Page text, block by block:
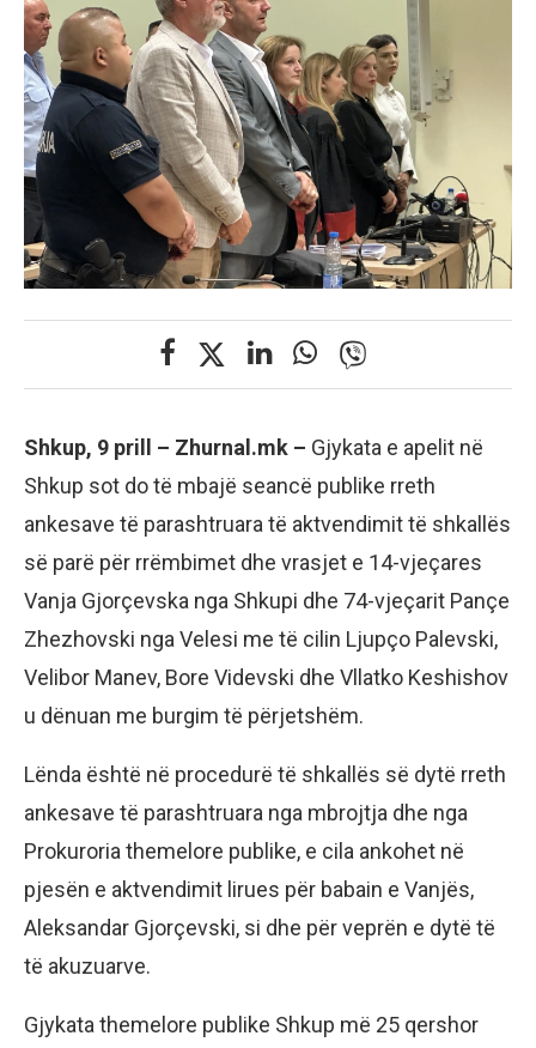
Shkup, 9 prill – Zhurnal.mk – Gjykata e apelit në
Shkup sot do të mbajë seancë publike rreth
ankesave të parashtruara të aktvendimit të shkallës
së parë për rrëmbimet dhe vrasjet e 14-vjeçares
Vanja Gjorçevska nga Shkupi dhe 74-vjeçarit Pançe
Zhezhovski nga Velesi me të cilin Ljupço Palevski,
Velibor Manev, Bore Videvski dhe Vllatko Keshishov
u dënuan me burgim të përjetshëm.
Lënda është në procedurë të shkallës së dytë rreth
ankesave të parashtruara nga mbrojtja dhe nga
Prokuroria themelore publike, e cila ankohet në
pjesën e aktvendimit lirues për babain e Vanjës,
Aleksandar Gjorçevski, si dhe për veprën e dytë të
të akuzuarve.
Gjykata themelore publike Shkup më 25 qershor